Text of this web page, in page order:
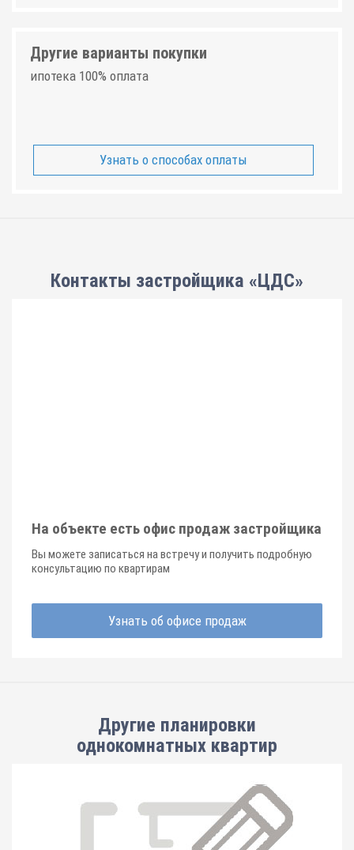
Другие варианты покупки
ипотека 100% оплата
Узнать о способах оплаты
Контакты застройщика «ЦДС»
На объекте есть офис продаж застройщика
Вы можете записаться на встречу и получить подробную
консультацию по квартирам
Узнать об офисе продаж
Другие планировки
однокомнатных квартир